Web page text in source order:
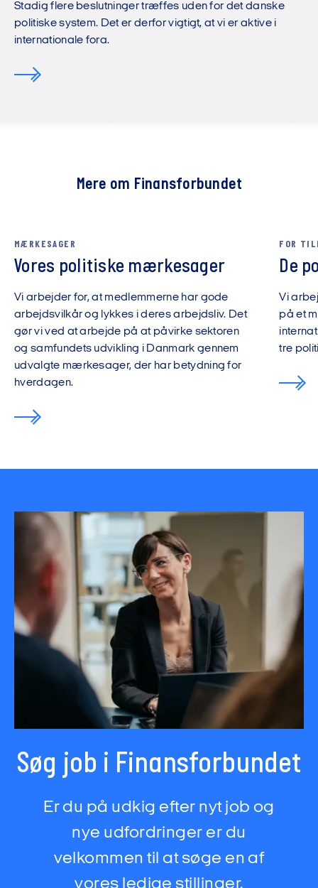
Stadig flere beslutninger træffes uden for det danske
politiske system. Det er derfor vigtigt, at vi er aktive i
internationale fora.
Mere om Finansforbundet
MÆRKESAGER
Vores politiske mærkesager
Vi arbejder for, at medlemmerne har gode
arbejdsvilkår og lykkes i deres arbejdsliv. Det
gør vi ved at arbejde på at påvirke sektoren
og samfundets udvikling i Danmark gennem
udvalgte mærkesager, der har betydning for
hverdagen.
FOR
De
Vi
på et
tre
Søg job i Finansforbundet
Er du på udkig efter nyt job og
nye udfordringer er du
velkommen til at søge en af
vores ledige stillinger.